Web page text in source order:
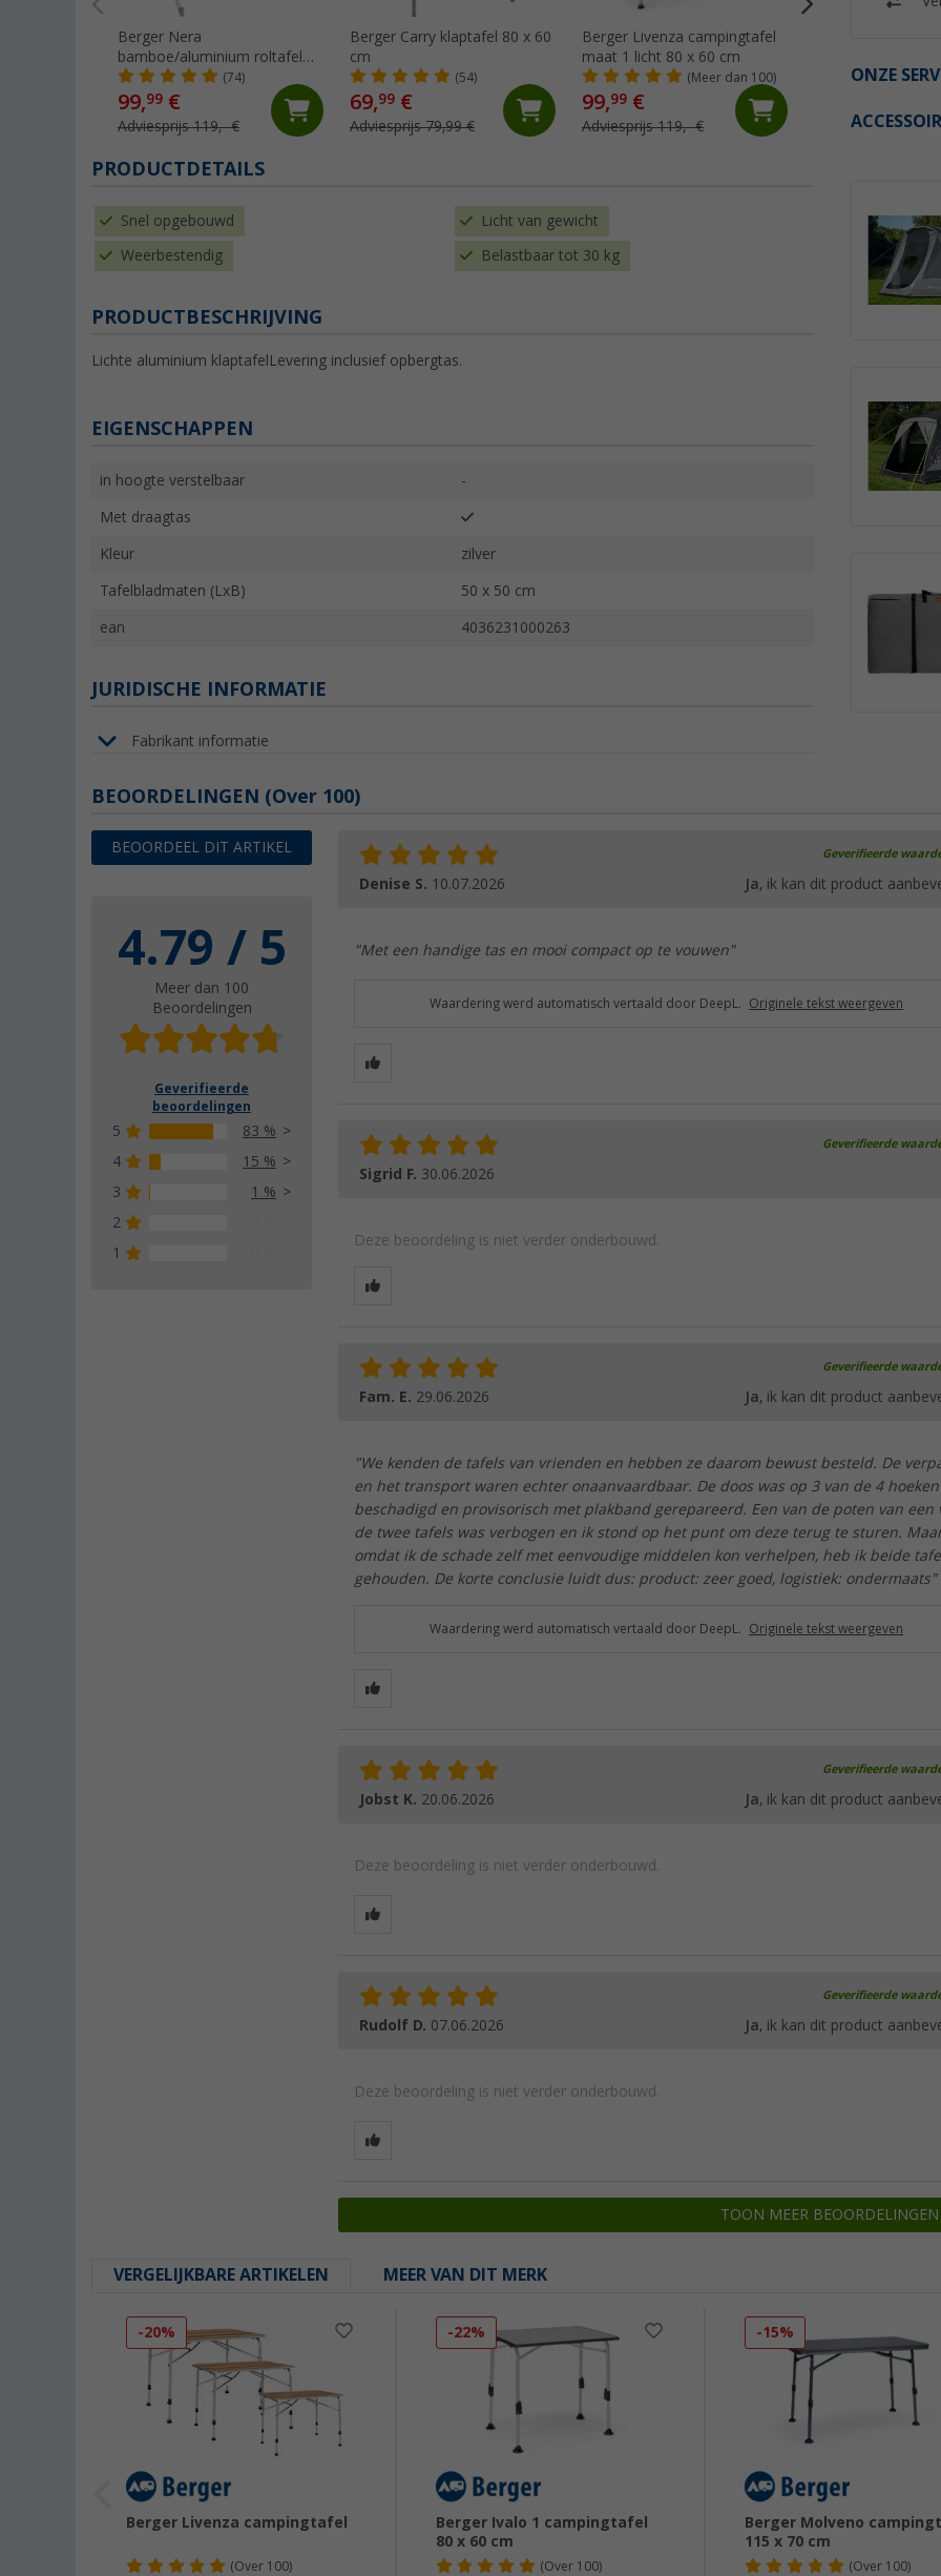
ONZE
Berger Nera
bamboe/aluminium roltafel
115 x 75 cm
(74)
99,99 €
Adviesprijs 119,- €
Berger Carry klaptafel 80 x 60
cm
(54)
69,99 €
Adviesprijs 79,99 €
Berger Livenza campingtafel
maat 1 licht 80 x 60 cm
(Meer dan 100)
99,99 €
Adviesprijs 119,- € Adviesprijs 109,- €
PRODUCTDETAILS
Snel opgebouwd Licht van gewicht
Weerbestendig Belastbaar tot 30 kg
PRODUCTBESCHRIJVING
Lichte aluminium klaptafelLevering inclusief opbergtas.
EIGENSCHAPPEN
in hoogte verstelbaar -
Met draagtas
Kleur zilver
Tafelbladmaten (LxB) 50 x 50 cm
ean 4036231000263
JURIDISCHE INFORMATIE
Fabrikant informatie
BEOORDELINGEN (Over 100)
BEOORDEEL DIT ARTIKEL
4.79 / 5
Meer dan 100
Beoordelingen
Geverifieerde
beoordelingen
5
83 %
4
15 %
3
1 %
2
1
Geverifieerde
Denise S. 10.07.2026 Ja, ik kan dit product
"Met een handige tas en mooi compact op te vouwen"
Waardering werd automatisch vertaald door DeepL. Originele tekst weergeven
Geverifieerde
Sigrid F. 30.06.2026
Deze beoordeling is niet verder onderbouwd.
Geverifieerde
Fam. E. 29.06.2026 Ja, ik kan dit product
"We kenden de tafels van vrienden en hebben ze daarom bewust besteld. De
en het transport waren echter onaanvaardbaar. De doos was op 3 van de 4 hoeken
beschadigd en provisorisch met plakband gerepareerd. Een van de poten van een
de twee tafels was verbogen en ik stond op het punt om deze terug te sturen.
omdat ik de schade zelf met eenvoudige middelen kon verhelpen, heb ik beide
gehouden. De korte conclusie luidt dus: product: zeer goed, logistiek: ondermaats"
Waardering werd automatisch vertaald door DeepL. Originele tekst weergeven
Geverifieerde
Jobst K. 20.06.2026 Ja, ik kan dit product
Deze beoordeling is niet verder onderbouwd.
Geverifieerde
Rudolf D. 07.06.2026 Ja, ik kan dit product
Deze beoordeling is niet verder onderbouwd.
TOON MEER BEOORDELINGEN
VERGELIJKBARE ARTIKELEN MEER VAN DIT MERK
-20%
Berger Livenza campingtafel
(Over 100)
-22%
Berger Ivalo 1 campingtafel
80 x 60 cm
(Over100)
-15%
Berger Molveno
115 x 70 cm
(Over 100)